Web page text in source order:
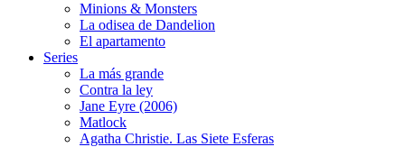
Minions & Monsters
La odisea de Dandelion
El apartamento
Series
La más grande
Contra la ley
Jane Eyre (2006)
Matlock
Agatha Christie. Las Siete Esferas